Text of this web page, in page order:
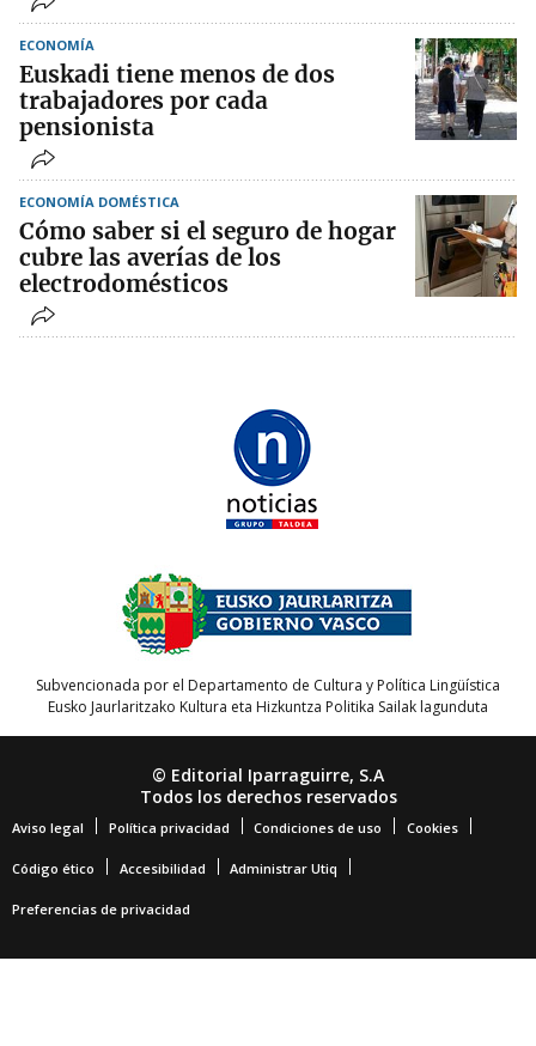
ECONOMÍA
Euskadi tiene menos de dos
trabajadores por cada
pensionista
ECONOMÍA DOMÉSTICA
Cómo saber si el seguro de hogar
cubre las averías de los
electrodomésticos
Subvencionada por el Departamento de Cultura y Política Lingüística
Eusko Jaurlaritzako Kultura eta Hizkuntza Politika Sailak lagunduta
© Editorial Iparraguirre, S.A
Todos los derechos reservados
Aviso legal Política privacidad Condiciones de uso Cookies
Código ético Accesibilidad Administrar Utiq
Preferencias de privacidad